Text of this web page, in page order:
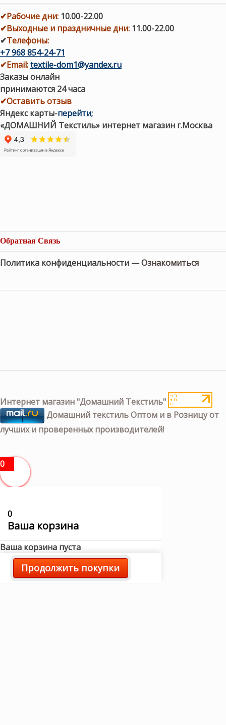
✔Рабочие дни: 10.00-22.00
✔Выходные и праздничные дни: 11.00-22.00
✔Телефоны:
+7 968 854-24-71
✔Email:textile-dom1@yandex.ru
Заказы онлайн
принимаются 24 часа
✔Оставить отзыв
Яндекс карты-перейти;
«ДОМАШНИЙ Текстиль» интернет магазин г.Москва
Обратная Связь
Политика конфиденциальности —Ознакомиться
Интернет магазин "Домашний Текстиль"
Домашний текстиль Оптом и в Розницу от
лучших и проверенных производителей!
0
0
Ваша корзина
Ваша корзина пуста
Продолжить покупки